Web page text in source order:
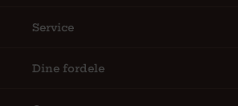
Service
Dine fordele